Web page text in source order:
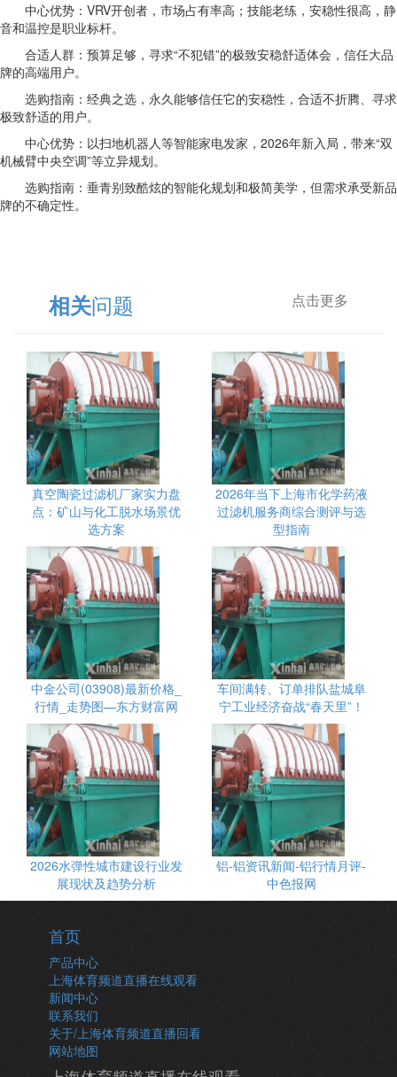
中心优势：VRV开创者，市场占有率高；技能老练，安稳性很高，静
音和温控是职业标杆。
合适人群：预算足够，寻求“不犯错”的极致安稳舒适体会，信任大品
牌的高端用户。
选购指南：经典之选，永久能够信任它的安稳性，合适不折腾、寻求
极致舒适的用户。
中心优势：以扫地机器人等智能家电发家，2026年新入局，带来“双
机械臂中央空调”等立异规划。
选购指南：垂青别致酷炫的智能化规划和极简美学，但需求承受新品
牌的不确定性。
相关问题 点击更多
真空陶瓷过滤机厂家实力盘
点：矿山与化工脱水场景优
选方案
2026年当下上海市化学药液
过滤机服务商综合测评与选
型指南
中金公司(03908)最新价格_
行情_走势图—东方财富网
车间满转、订单排队盐城阜
宁工业经济奋战“春天里”！
2026水弹性城市建设行业发
展现状及趋势分析
铝-铝资讯新闻-铝行情月评-
中色报网
首页
产品中心
上海体育频道直播在线观看
新闻中心
联系我们
关于/上海体育频道直播回看
网站地图